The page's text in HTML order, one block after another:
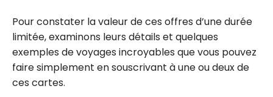
Pour constater la valeur de ces offres d’une durée
limitée, examinons leurs détails et quelques
exemples de voyages incroyables que vous pouvez
faire simplement en souscrivant à une ou deux de
ces cartes.